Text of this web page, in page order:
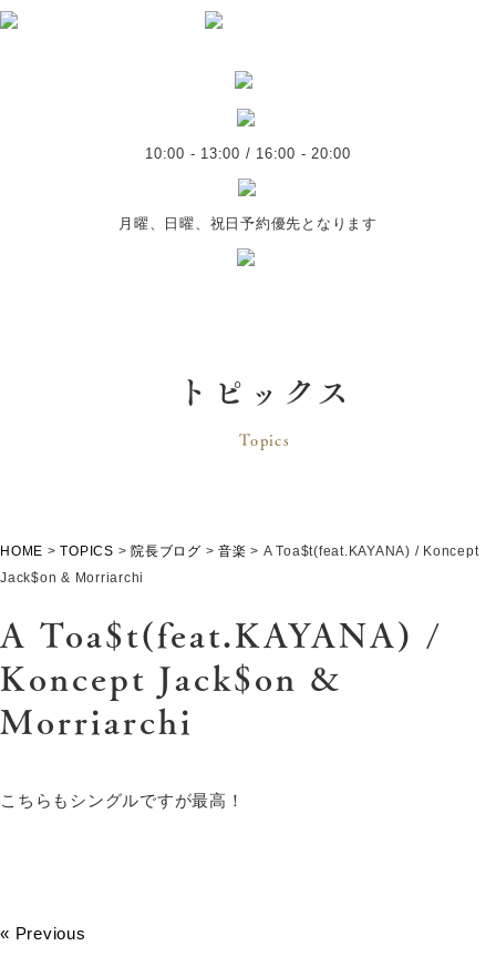
10:00 - 13:00 / 16:00 - 20:00
月曜、日曜、祝日予約優先となります
トピックス
Topics
HOME >TOPICS > 院長ブログ > 音楽 > A Toa$t(feat.KAYANA) / Koncept
Jack$on & Morriarchi
A Toa$t(feat.KAYANA) /
Koncept Jack$on &
Morriarchi
こちらもシングルですが最高！
« Previous